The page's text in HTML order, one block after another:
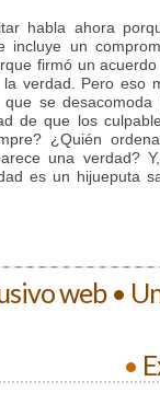
habla ahora
incluye un
firmó un
verdad. Pero eso
se
de que los
¿Quién
una verdad?
es un hijueputa
web •
•